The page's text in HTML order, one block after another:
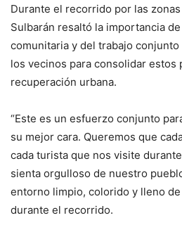
Durante el recorrido por las
Sulbarán resaltó la importancia
comunitaria y del trabajo
los vecinos para consolidar estos
recuperación urbana.
“Este es un esfuerzo conjunto
su mejor cara. Queremos que
cada turista que nos visite
sienta orgulloso de nuestro
entorno limpio, colorido y lleno de
durante el recorrido.